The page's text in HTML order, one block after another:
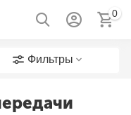
0
Фильтры